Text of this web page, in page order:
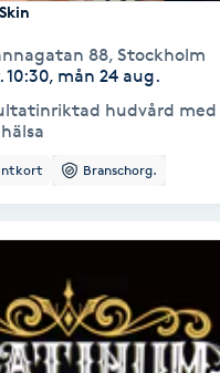
88, Stockholm
10:30, mån 24 aug.
hudvård
Branschorg.